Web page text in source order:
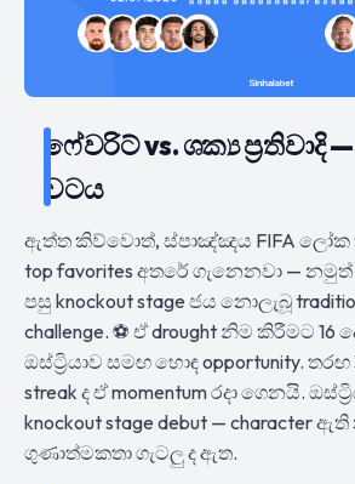
ෆේවරිට් vs. ශක්‍ය ප්‍රතිවාදි
වටය
ඇත්ත කිව්වොත්, ස්පාඤ්ඤය FIFA ලෝක
top favorites අතරේ ගැනෙනවා —
පසු knockout stage ජය නොලැබූ
challenge. ⚽ ඒ drought නිම කිරීමට 16
ඔස්ට්‍රියාව සමඟ හොඳ opportunity.
streak ද ඒ momentum රදා ගෙනයි.
knockout stage debut — character
ගුණාත්මකතා ගැටලු ද ඇත.